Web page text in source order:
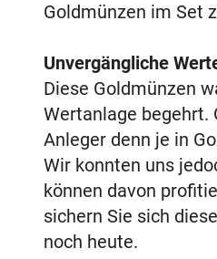
Goldmünzen im Set
Unvergängliche
Diese Goldmünzen
Wertanlage
Anleger denn je in
Wir konnten uns
können davon
sichern Sie sich
noch heute.